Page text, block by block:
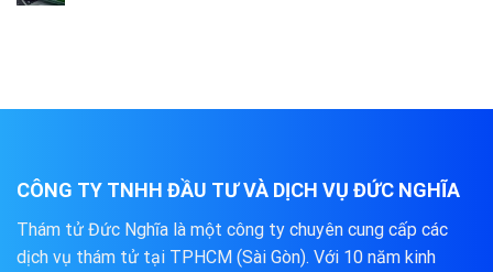
CÔNG TY TNHH ĐẦU TƯ VÀ DỊCH VỤ ĐỨC NGHĨA
Thám tử Đức Nghĩa là một công ty chuyên cung cấp các
dịch vụ thám tử tại TPHCM (Sài Gòn). Với 10 năm kinh